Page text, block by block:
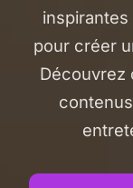
pour créer
Découvrez